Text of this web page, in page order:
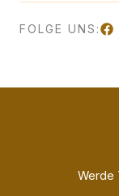
FOLGE UNS:
Werde